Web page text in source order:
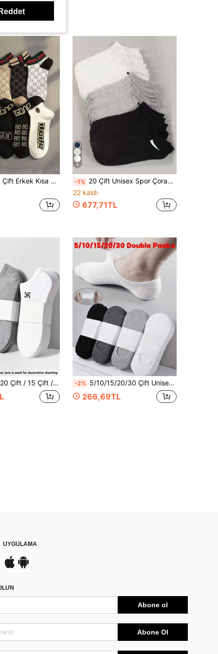
Alabilen Ins Çok Yönlü Lüks Tekne Çorabı Marka Çoraplar
6
-1% 20 Çift Unisex Spor Çorabı, Beyaz/Siyah/Gri Kısa Bilek Çorabı, Diyagonal Çizgili Desenli, Rahat, Teri Emici, Nefes Alabilen, Klasik Çok Yönlü Düz Renk Minimalist Moda Çiftler İçin Babet Çorabı, Günlük Günlük Giyim İçin Uygun
22 kaldı
677,71TL
Sevimli Kız Çocuk Çorabı, Tüm Mevsimlere Uygun, Nefes Alabilen File Yapı, Nem Emici ve Ter Tutmaz, Yumuşak ve Pürüzsüz Dokulu, Tatil, Spor, Günlük ve İş Giyim İçin, Karışık Renk Gönderim, 6/9 Çift -2% 5/10/15/20/30 Çift Unisex Saf Pamuklu File Görünmez Babet Çorap, Ultra İnce Nefes Alabilen Ter Emici, Düşük Kesim Sığ Tasarım, Kaymaz Topuk, Günlük Kullanım, Koşu ve Spor İçin Çok Amaçlı, Yumuşak Cilt Dostu Dayanıklı, Çoklu Boyutlu Toplu Paket, Tüm Mevsimler İçin Minimalist Her Şeye Uyumlu Kısa Çorap, Parti, Kutlama, Cadılar Bayramı ve Noel İçin Uygun
266,69TL
UYGULAMA
Abone ol
Abone Ol